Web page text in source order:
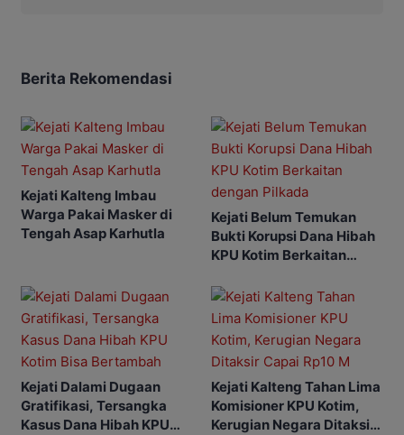
Berita Rekomendasi
Kejati Kalteng Imbau
Warga Pakai Masker di
Tengah Asap Karhutla
Kejati Belum Temukan
Bukti Korupsi Dana Hibah
KPU Kotim Berkaitan
Kejati Dalami Dugaan
Gratifikasi, Tersangka
Kasus Dana Hibah KPU
Kejati Kalteng Tahan Lima
Komisioner KPU Kotim,
Kerugian Negara Ditaksir